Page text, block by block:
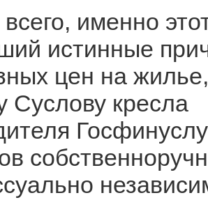
именно
истинные
цен на
Суслову кресла